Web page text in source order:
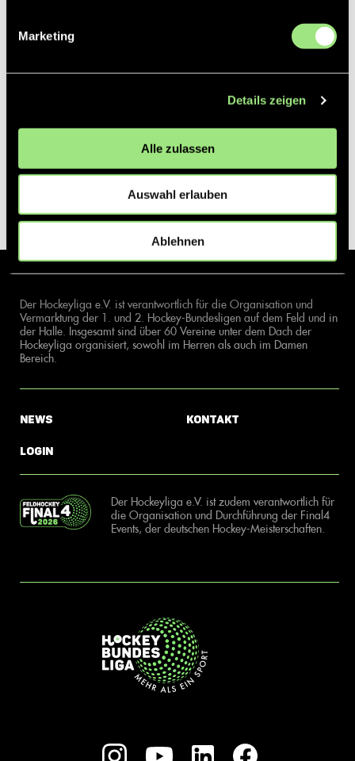
Marketing
Details zeigen
Alle zulassen
Auswahl erlauben
Ablehnen
Der Hockeyliga e.V. ist verantwortlich für die Organisation und
Vermarktung der 1. und 2. Hockey-Bundesligen auf dem Feld und in
der Halle. Insgesamt sind über 60 Vereine unter dem Dach der
Hockeyliga organisiert, sowohl im Herren als auch im Damen
Bereich.
News
Login
Kontakt
Der Hockeyliga e.V. ist zudem verantwortlich für
die Organisation und Durchführung der Final4
Events, der deutschen Hockey-Meisterschaften.